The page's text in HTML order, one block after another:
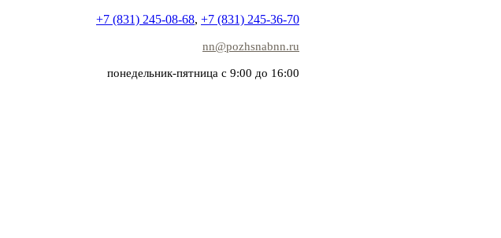
+7 (831) 245-08-68, +7 (831) 245-36-70
nn@pozhsnabnn.ru
понедельник-пятница с 9:00 до 16:00